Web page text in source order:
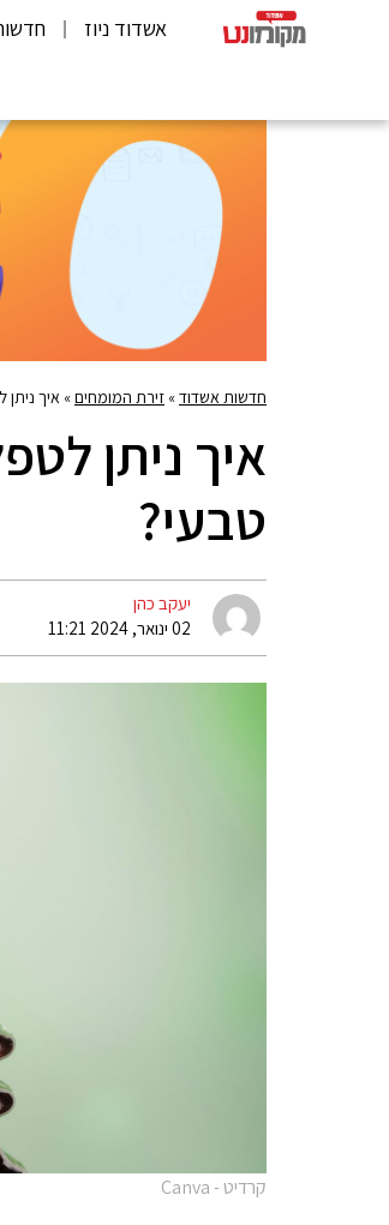
אשדוד ניוז
חדשות אשדוד» זירת המומחים» איך ניתן
איך ניתן
טבעי?
יעקב כהן
02 ינואר, 2024 11:21
קרדיט - Canva